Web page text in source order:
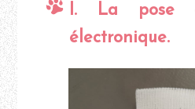
I. La pose
électronique.